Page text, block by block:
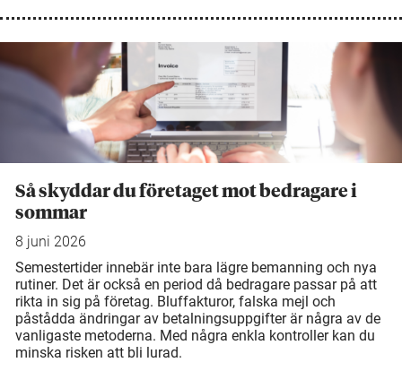
Så skyddar du företaget mot bedragare i
sommar
8 juni 2026
Semestertider innebär inte bara lägre bemanning och nya
rutiner. Det är också en period då bedragare passar på att
rikta in sig på företag. Bluffakturor, falska mejl och
påstådda ändringar av betalningsuppgifter är några av de
vanligaste metoderna. Med några enkla kontroller kan du
minska risken att bli lurad.